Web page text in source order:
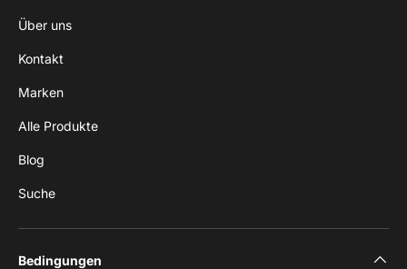
Über uns
Kontakt
Marken
Alle Produkte
Blog
Suche
Bedingungen